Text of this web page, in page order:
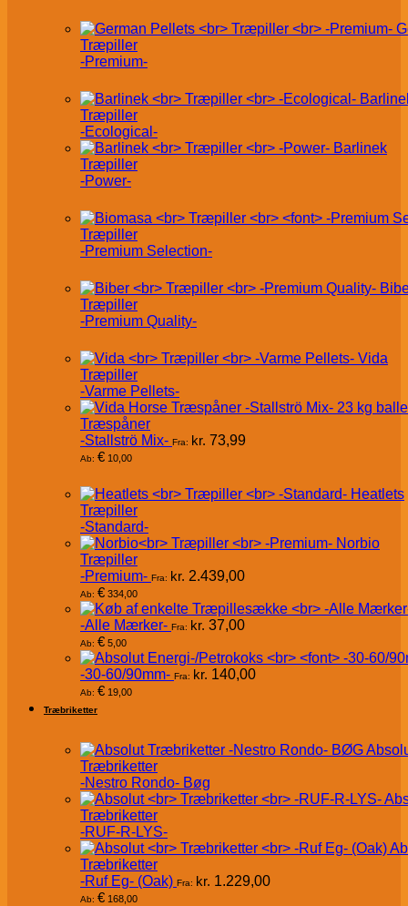
Træpiller
-Premium-
Træpiller
-Ecological-
Barlinek
Træpiller
-Power-
Træpiller
-Premium Selection-
Træpiller
-Premium Quality-
Vida
Træpiller
-Varme Pellets-
Træspåner
-Stallströ Mix- Fra: kr. 73,99
Ab: € 10,00
Heatlets
Træpiller
-Standard-
Norbio
Træpiller
-Premium- Fra: kr. 2.439,00
Ab: € 334,00
-Alle Mærker- Fra: kr. 37,00
Ab: € 5,00
-30-60/90mm- Fra: kr. 140,00
Ab: € 19,00
Træbriketter
Træbriketter
-Nestro Rondo- Bøg
Træbriketter
-RUF-R-LYS-
Træbriketter
-Ruf Eg- (Oak) Fra: kr. 1.229,00
Ab: € 168,00